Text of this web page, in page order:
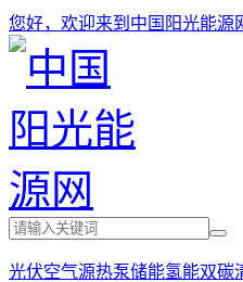
您好，欢迎来到中国阳光能源
光伏空气源热泵储能氢能双碳